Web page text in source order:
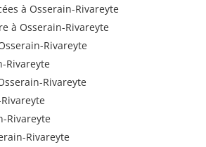
à Osserain-Rivareyte
à Osserain-Rivareyte
Rivareyte
Rivareyte
Rivareyte
Rivareyte
Rivareyte